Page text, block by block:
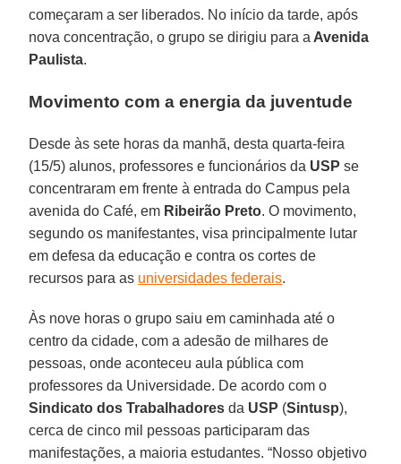
começaram a ser liberados. No início da tarde, após
nova concentração, o grupo se dirigiu para a Avenida
Paulista.
Movimento com a energia da juventude
Desde às sete horas da manhã, desta quarta-feira
(15/5) alunos, professores e funcionários da USP se
concentraram em frente à entrada do Campus pela
avenida do Café, em Ribeirão Preto. O movimento,
segundo os manifestantes, visa principalmente lutar
em defesa da educação e contra os cortes de
recursos para as universidades federais.
Às nove horas o grupo saiu em caminhada até o
centro da cidade, com a adesão de milhares de
pessoas, onde aconteceu aula pública com
professores da Universidade. De acordo com o
Sindicato dos Trabalhadores da USP (Sintusp),
cerca de cinco mil pessoas participaram das
manifestações, a maioria estudantes. “Nosso objetivo